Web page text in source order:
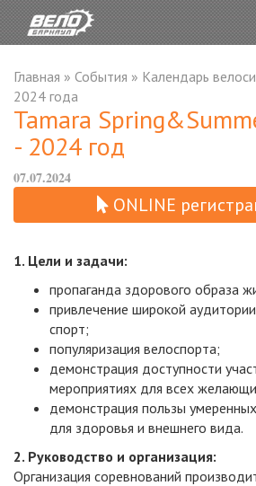
Главная » События » Календарь
2024 года
Tamara
- 2024 год
07.07.2024
ONLINE
1. Цели и задачи:
пропаганда здорового образа
привлечение широкой
спорт;
популяризация велоспорта;
демонстрация доступности
мероприятиях для всех
демонстрация пользы
для здоровья и внешнего вида.
2. Руководство и организация:
Организация соревнований